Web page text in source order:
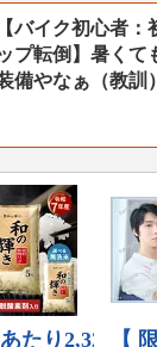
【バイク初心者
プ転倒】暑くて
備やなぁ（教訓）